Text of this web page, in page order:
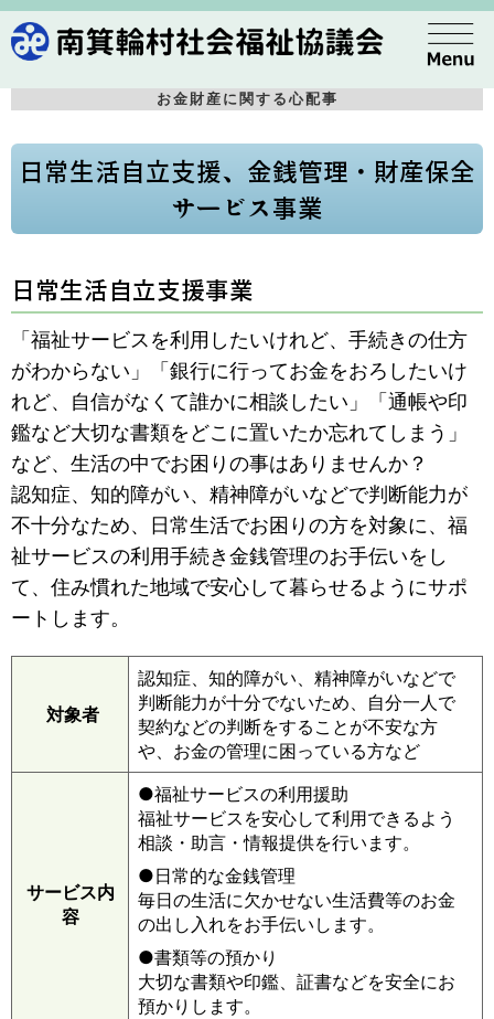
お金財産に関する心配事
日常生活自立支援、金銭管理・財産保全
サービス事業
日常生活自立支援事業
「福祉サービスを利用したいけれど、手続きの仕方
がわからない」「銀行に行ってお金をおろしたいけ
れど、自信がなくて誰かに相談したい」「通帳や印
鑑など大切な書類をどこに置いたか忘れてしまう」
など、生活の中でお困りの事はありませんか？
認知症、知的障がい、精神障がいなどで判断能力が
不十分なため、日常生活でお困りの方を対象に、福
祉サービスの利用手続き金銭管理のお手伝いをし
て、住み慣れた地域で安心して暮らせるようにサポ
ートします。
対象者
認知症、知的障がい、精神障がいなどで
判断能力が十分でないため、自分一人で
契約などの判断をすることが不安な方
や、お金の管理に困っている方など
サービス内
容
●福祉サービスの利用援助
福祉サービスを安心して利用できるよう
相談・助言・情報提供を行います。
●日常的な金銭管理
毎日の生活に欠かせない生活費等のお金
の出し入れをお手伝いします。
●書類等の預かり
大切な書類や印鑑、証書などを安全にお
預かりします。